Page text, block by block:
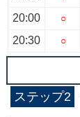
20:00
20:30
○
○
ステップ2